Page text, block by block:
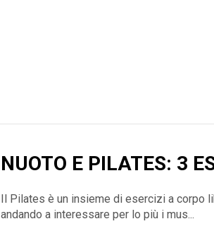
NUOTO E PILATES: 3
Il Pilates è un insieme di esercizi a corpo
andando a interessare per lo più i mus...